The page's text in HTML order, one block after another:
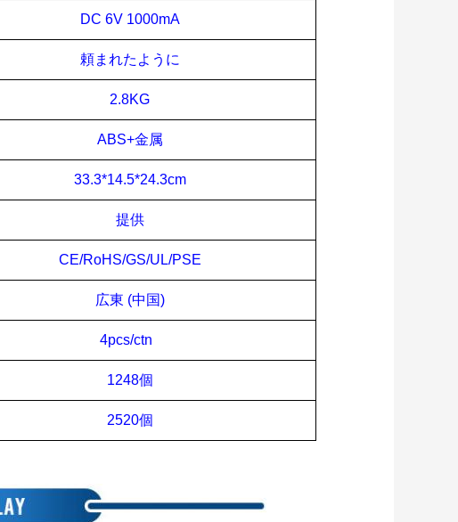
DC 6V 1000mA
頼まれたように
2.8KG
ABS+金属
33.3*14.5*24.3cm
提供
CE/RoHS/GS/UL/PSE
広東 (中国)
4pcs/ctn
1248個
2520個